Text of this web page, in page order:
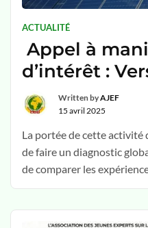
ACTUALITÉ
Appel à
d’intérêt :
Written byAJEF
15 avril 2025
La portée de cette activité
de faire un diagnostic
de comparer les